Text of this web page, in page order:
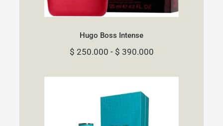
Hugo Boss Intense
$ 250.000 - $ 390.000Rango